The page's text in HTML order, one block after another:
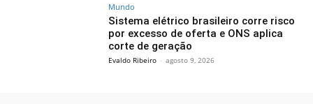
Mundo
Sistema elétrico brasileiro corre risco
por excesso de oferta e ONS aplica
corte de geração
Evaldo Ribeiro - agosto 9, 2026